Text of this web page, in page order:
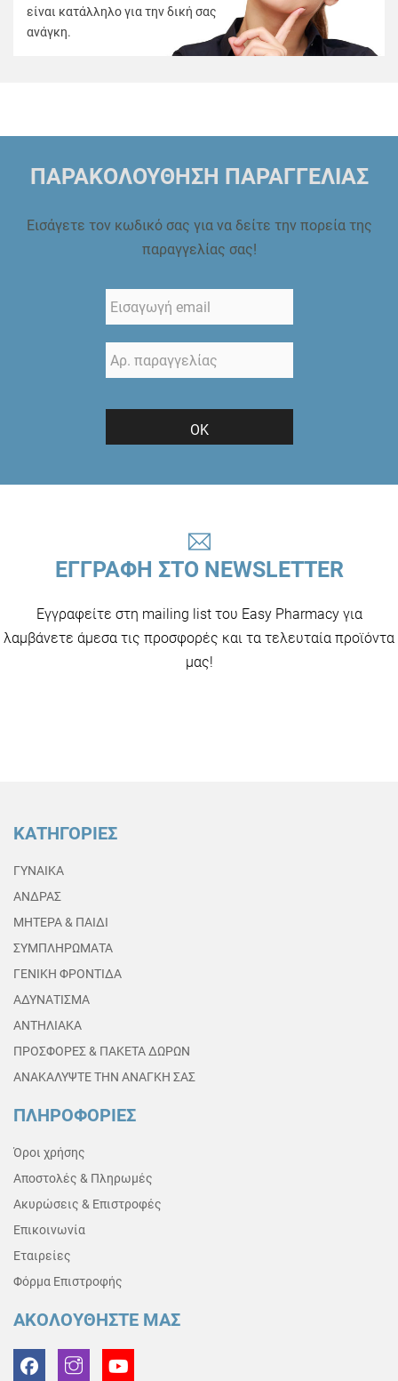
είναι κατάλληλο για την δική σας
ανάγκη.
ΠΑΡΑΚΟΛΟΥΘΗΣΗ ΠΑΡΑΓΓΕΛΙΑΣ
Εισάγετε τον κωδικό σας για να δείτε την πορεία της
παραγγελίας σας!
ΟΚ
ΕΓΓΡΑΦΗ ΣΤΟ NEWSLETTER
Εγγραφείτε στη mailing list του Easy Pharmacy για
λαμβάνετε άμεσα τις προσφορές και τα τελευταία προϊόντα
μας!
ΚΑΤΗΓΟΡΙΕΣ
ΓΥΝΑΙΚΑ
ΑΝΔΡΑΣ
ΜΗΤΕΡΑ & ΠΑΙΔΙ
ΣΥΜΠΛΗΡΩΜΑΤΑ
ΓΕΝΙΚΗ ΦΡΟΝΤΙΔΑ
ΑΔΥΝΑΤΙΣΜΑ
ΑΝΤΗΛΙΑΚΑ
ΠΡΟΣΦΟΡΕΣ & ΠΑΚΕΤΑ ΔΩΡΩΝ
ΑΝΑΚΑΛΥΨΤΕ ΤΗΝ ΑΝΑΓΚΗ ΣΑΣ
ΠΛΗΡΟΦΟΡΙΕΣ
Όροι χρήσης
Αποστολές & Πληρωμές
Ακυρώσεις & Επιστροφές
Επικοινωνία
Εταιρείες
Φόρμα Επιστροφής
ΑΚΟΛΟΥΘΗΣΤΕ ΜΑΣ